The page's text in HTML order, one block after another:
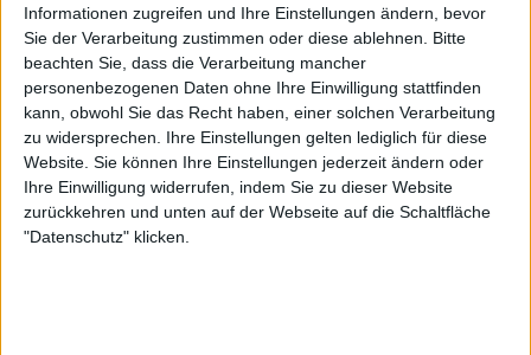
Informationen zugreifen und Ihre Einstellungen ändern, bevor
Sie der Verarbeitung zustimmen oder diese ablehnen. Bitte
beachten Sie, dass die Verarbeitung mancher
personenbezogenen Daten ohne Ihre Einwilligung stattfinden
kann, obwohl Sie das Recht haben, einer solchen Verarbeitung
zu widersprechen. Ihre Einstellungen gelten lediglich für diese
Website. Sie können Ihre Einstellungen jederzeit ändern oder
Ihre Einwilligung widerrufen, indem Sie zu dieser Website
zurückkehren und unten auf der Webseite auf die Schaltfläche
"Datenschutz" klicken.
Zwei neue Songausschnitte der BLUT AUS NORD Songs
"Epitome I" und "Epitome VI" sind auf ...
14.03.11
News
Party.San Open Air
Desultory sind am Start!